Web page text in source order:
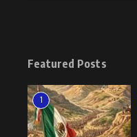
Featured Posts
1